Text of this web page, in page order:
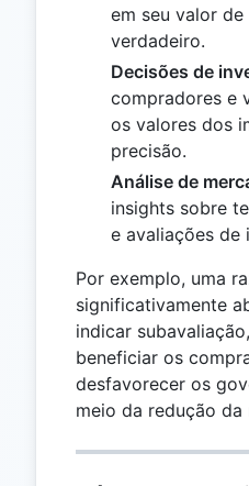
em seu valor de
verdadeiro.
Decisões de
compradores e
os valores dos
precisão.
Análise de
insights sobre
e avaliações de
Por exemplo, uma
significativamente
indicar
beneficiar os
desfavorecer os
meio da redução